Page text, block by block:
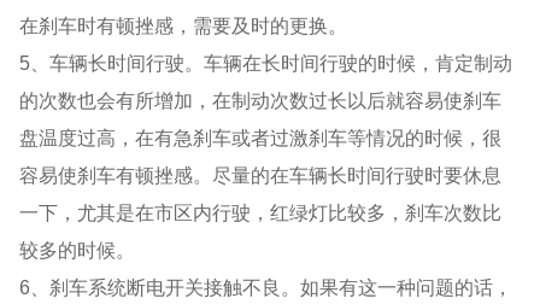
在刹车时有顿挫感，需要及时的更换。
5、车辆长时间行驶。车辆在长时间行驶的时候，肯定制动
的次数也会有所增加，在制动次数过长以后就容易使刹车
盘温度过高，在有急刹车或者过激刹车等情况的时候，很
容易使刹车有顿挫感。尽量的在车辆长时间行驶时要休息
一下，尤其是在市区内行驶，红绿灯比较多，刹车次数比
较多的时候。
6、刹车系统断电开关接触不良。如果有这一种问题的话，